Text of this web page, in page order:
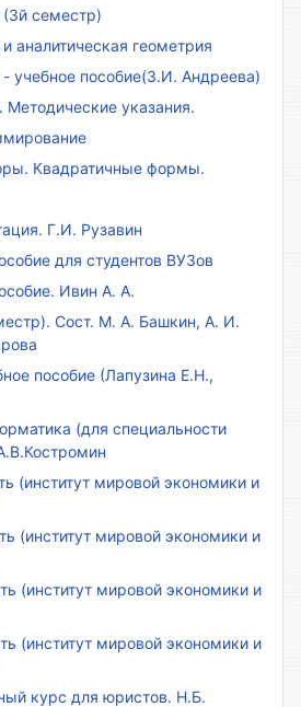
(3й семестр)
аналитическая геометрия
- учебное пособие(З.И. Андреева)
Методические указания.
Квадратичные формы.
Г.И. Рузавин
для студентов ВУЗов
Ивин А. А.
Сост. М. А. Башкин, А. И.
пособие (Лапузина Е.Н.,
(для специальности
(институт мировой экономики и
(институт мировой экономики и
(институт мировой экономики и
(институт мировой экономики и
курс для юристов. Н.Б.